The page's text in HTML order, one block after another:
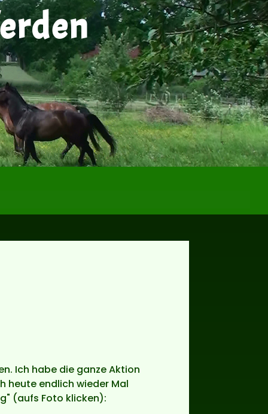
Ich habe die ganze Aktion
heute endlich wieder Mal
(aufs Foto klicken):